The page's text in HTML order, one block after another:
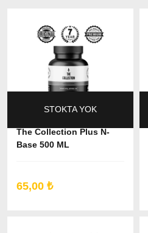
STOKTA YOK
The Collection Plus N-
Base 500 ML
65,00 ₺